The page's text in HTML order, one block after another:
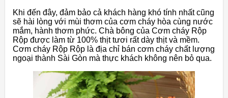
Khi đến đây, đảm bảo cả khách hàng khó tính nhất cũng
sẽ hài lòng với mùi thơm của cơm cháy hòa cùng nước
mắm, hành thơm phức. Chà bông của Cơm cháy Rộp
Rộp được làm từ 100% thịt tươi rất dày thịt và mềm.
Cơm cháy Rộp Rộp là địa chỉ bán cơm cháy chất lượng
ngoại thành Sài Gòn mà thực khách không nên bỏ qua.